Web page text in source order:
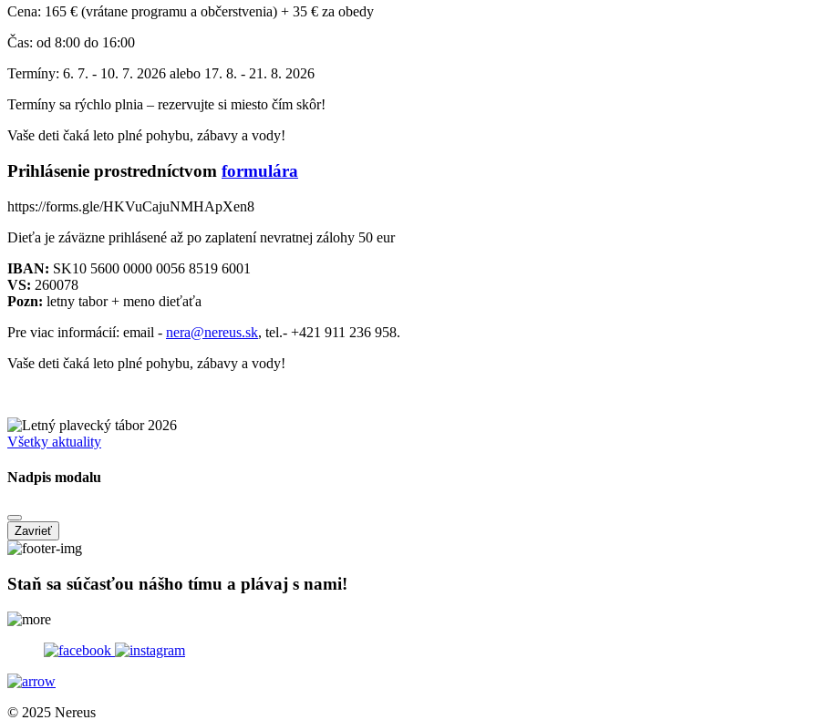
Cena: 165 € (vrátane programu a občerstvenia) + 35 € za obedy
Čas: od 8:00 do 16:00
Termíny: 6. 7. - 10. 7. 2026 alebo 17. 8. - 21. 8. 2026
Termíny sa rýchlo plnia – rezervujte si miesto čím skôr!
Vaše deti čaká leto plné pohybu, zábavy a vody!
Prihlásenie prostredníctvom formulára
https://forms.gle/HKVuCajuNMHApXen8
Dieťa je záväzne prihlásené až po zaplatení nevratnej zálohy 50 eur
IBAN: SK10 5600 0000 0056 8519 6001
VS: 260078
Pozn: letny tabor + meno dieťaťa
Pre viac informácií: email - nera@nereus.sk, tel.- +421 911 236 958.
Vaše deti čaká leto plné pohybu, zábavy a vody!
Všetky aktuality
Nadpis modalu
Zavrieť
Staň sa súčasťou nášho tímu a plávaj s nami!
© 2025 Nereus